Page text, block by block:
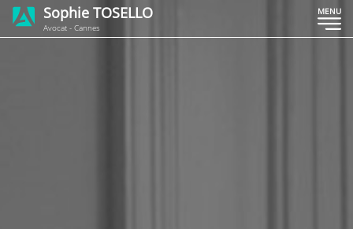
Sophie TOSELLO
Avocat - Cannes
MENU